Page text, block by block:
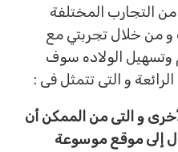
التجارب المختلفة
من خلال تجربتي مع
وتسهيل الولاده سوف
و التى تتمثل فى :
و التى من الممكن أن
إلى موقع موسوعة